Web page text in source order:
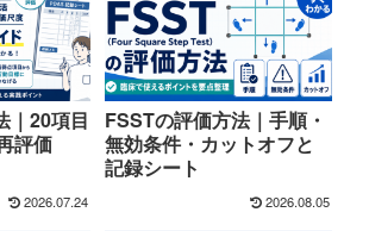
｜20項目
評価
2026.07.24
FSSTの評価方法｜手順・
無効条件・カットオフと
記録シート
2026.08.05